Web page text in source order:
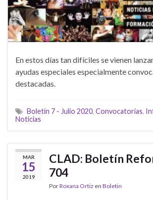
En estos días tan difíciles se vienen
ayudas especiales especialmente
destacadas.
Boletín 7 - Julio 2020, Convocatorias,
Noticias
MAR
15
2019
CLAD: Boletín
704
PorRoxana Ortiz en Boletin